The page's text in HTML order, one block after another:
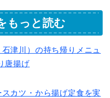
もっと読む
津川）の持ち帰りメニュ
唐揚げ
カツ・から揚げ定食を実